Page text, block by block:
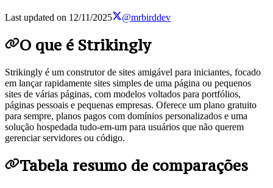
Last updated on 12/11/2025 @mrbirddev
O que é Strikingly
Strikingly é um construtor de sites amigável para iniciantes, focado
em lançar rapidamente sites simples de uma página ou pequenos
sites de várias páginas, com modelos voltados para portfólios,
páginas pessoais e pequenas empresas. Oferece um plano gratuito
para sempre, planos pagos com domínios personalizados e uma
solução hospedada tudo-em-um para usuários que não querem
gerenciar servidores ou código.
Tabela resumo de comparações